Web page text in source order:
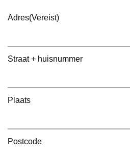
Adres(Vereist)
Straat + huisnummer
Plaats
Postcode